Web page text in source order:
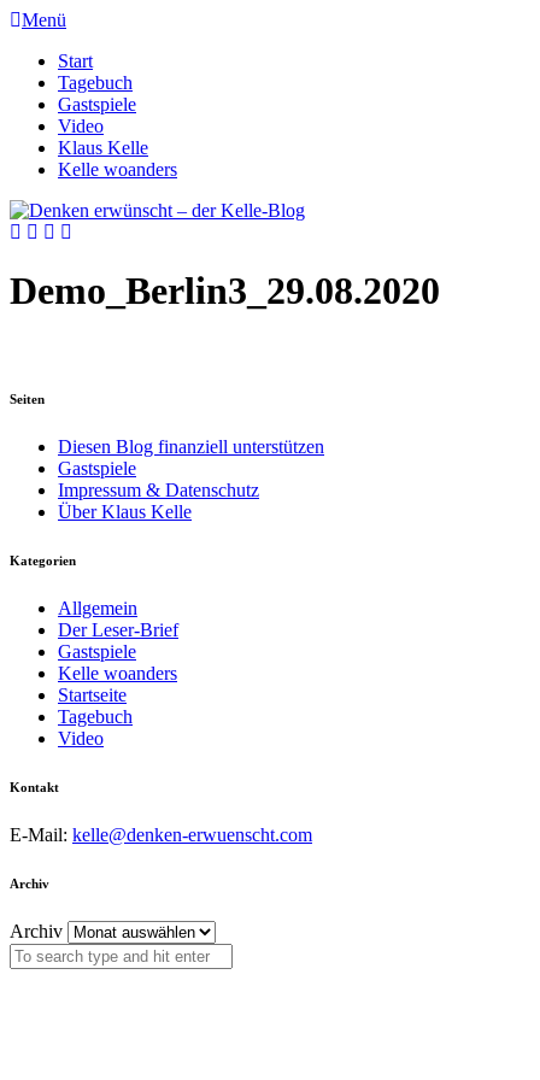
Menü
Start
Tagebuch
Gastspiele
Video
Klaus Kelle
Kelle woanders
Demo_Berlin3_29.08.2020
Seiten
Diesen Blog finanziell unterstützen
Gastspiele
Impressum & Datenschutz
Über Klaus Kelle
Kategorien
Allgemein
Der Leser-Brief
Gastspiele
Kelle woanders
Startseite
Tagebuch
Video
Kontakt
E-Mail: kelle@denken-erwuenscht.com
Archiv
Archiv